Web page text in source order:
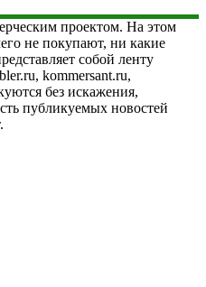
проектом. На этом
не покупают, ни какие
собой ленту
kommersant.ru,
без искажения,
публикуемых новостей